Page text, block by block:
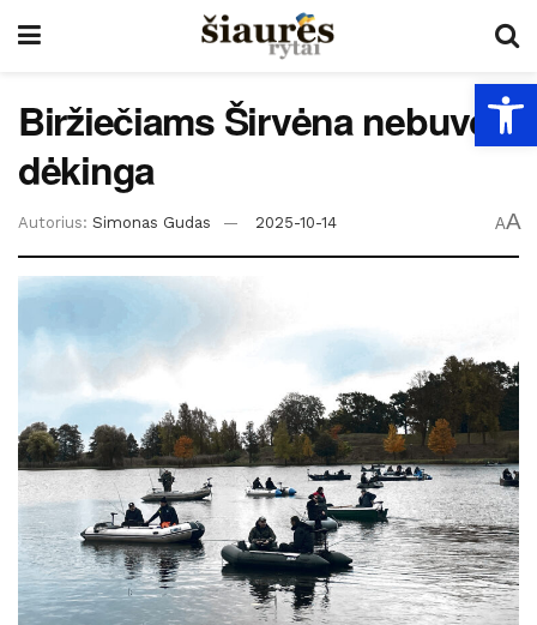
Biržiečiams Širvėna nebuvo
dėkinga
Autorius: Simonas Gudas 2025-10-14 AA